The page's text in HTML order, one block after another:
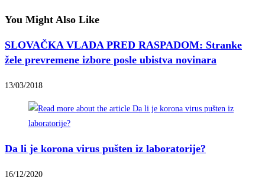
You Might Also Like
SLOVAČKA VLADA PRED RASPADOM: Stranke
žele prevremene izbore posle ubistva novinara
13/03/2018
Da li je korona virus pušten iz laboratorije?
16/12/2020